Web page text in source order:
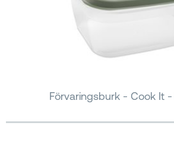
Förvaringsburk - Cook It -